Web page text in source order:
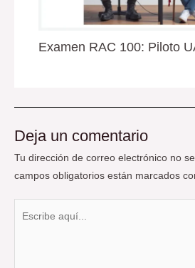
Examen RAC 100: Piloto
Deja un comentario
Tu dirección de correo electrónico no
campos obligatorios están marcados